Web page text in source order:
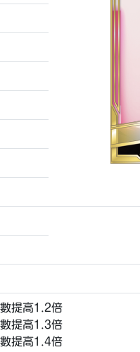
提高1.2倍
提高1.3倍
提高1.4倍